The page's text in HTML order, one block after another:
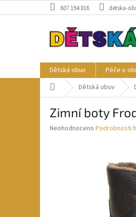
na
607 194 816 detska-
Dětská obuv Péče o
Domů Dětská obuv
Zimní boty
Průměrné
Neohodnoceno Podrobnosti